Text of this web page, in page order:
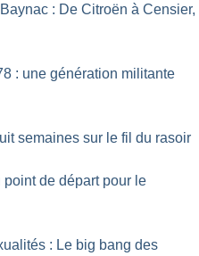
: De Citroën à Censier,
: une génération militante
semaines sur le fil du rasoir
de départ pour le
: Le big bang des